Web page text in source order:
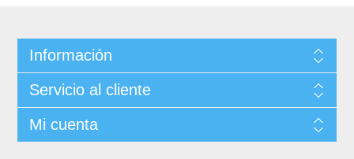
Información
Servicio al cliente
Mi cuenta